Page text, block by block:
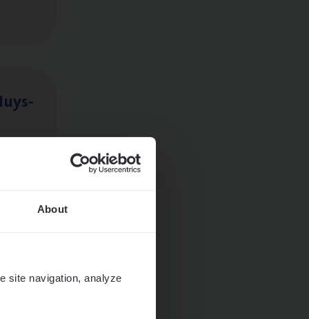
About
site navigation, analyze